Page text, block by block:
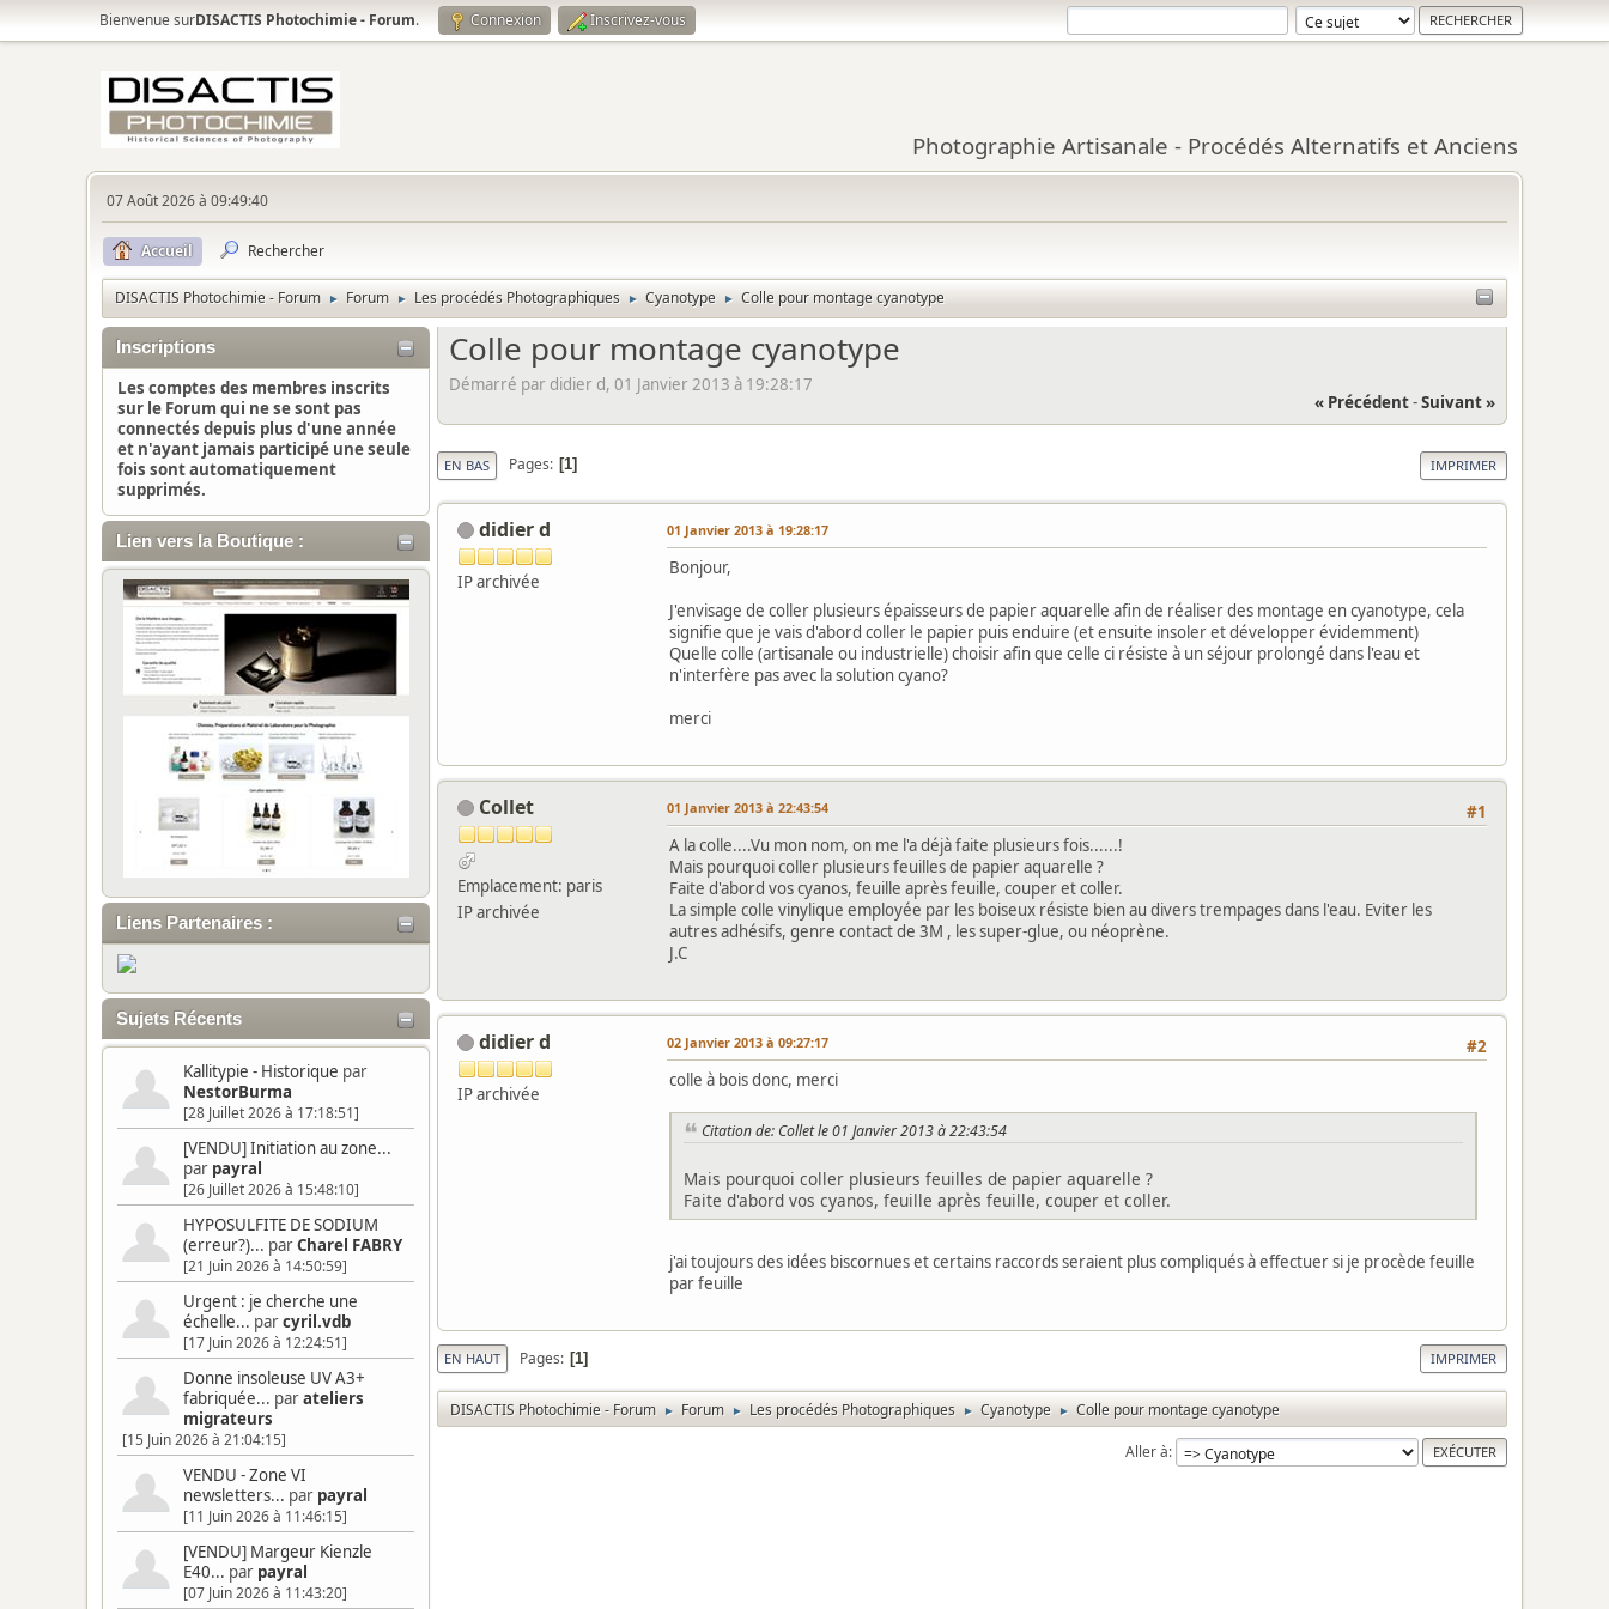
Bienvenue surDISACTIS Photochimie - Forum. Connexion Inscrivez-vous
Photographie Artisanale - Procédés Alternatifs et Anciens
07 Août 2026 à 09:49:40
Accueil Rechercher
DISACTIS Photochimie - Forum ► Forum ► Les procédés Photographiques ► Cyanotype ► Colle pour montage cyanotype
Inscriptions
Les comptes des membres inscrits
sur le Forum qui ne se sont pas
connectés depuis plus d'une année
et n'ayant jamais participé une seule
fois sont automatiquement
supprimés.
Lien vers la Boutique :
Liens Partenaires :
Sujets Récents
Kallitypie - Historique par
NestorBurma
[28 Juillet 2026 à 17:18:51]
[VENDU] Initiation au zone...
par payral
[26 Juillet 2026 à 15:48:10]
HYPOSULFITE DE SODIUM
(erreur?)... parCharel FABRY
[21 Juin 2026 à 14:50:59]
Urgent : je cherche une
échelle... parcyril.vdb
[17 Juin 2026 à 12:24:51]
Donne insoleuse UV A3+
fabriquée... parateliers
migrateurs
[15 Juin 2026 à 21:04:15]
VENDU - Zone VI
newsletters... par payral
[11 Juin 2026 à 11:46:15]
[VENDU] Margeur Kienzle
E40... par payral
[07 Juin 2026 à 11:43:20]
Colle pour montage cyanotype
Démarré par didier d, 01 Janvier 2013 à 19:28:17
« Précédent-Suivant »
IMPRIMER
EN BAS Pages 1
didier d
IP archivée
01 Janvier 2013 à 19:28:17
Bonjour,
J'envisage de coller plusieurs épaisseurs de papier aquarelle afin de réaliser des montage en cyanotype, cela
signifie que je vais d'abord coller le papier puis enduire (et ensuite insoler et développer évidemment)
Quelle colle (artisanale ou industrielle) choisir afin que celle ci résiste à un séjour prolongé dans l'eau et
n'interfère pas avec la solution cyano?
merci
Collet
Emplacement: paris
IP archivée
#1
01 Janvier 2013 à 22:43:54
A la colle....Vu mon nom, on me l'a déjà faite plusieurs fois......!
Mais pourquoi coller plusieurs feuilles de papier aquarelle ?
Faite d'abord vos cyanos, feuille après feuille, couper et coller.
La simple colle vinylique employée par les boiseux résiste bien au divers trempages dans l'eau. Eviter les
autres adhésifs, genre contact de 3M , les super-glue, ou néoprène.
J.C
didier d
IP archivée
#2
02 Janvier 2013 à 09:27:17
colle à bois donc, merci
Citation de: Collet le 01 Janvier 2013 à 22:43:54
Mais pourquoi coller plusieurs feuilles de papier aquarelle ?
Faite d'abord vos cyanos, feuille après feuille, couper et coller.
j'ai toujours des idées biscornues et certains raccords seraient plus compliqués à effectuer si je procède feuille
par feuille
IMPRIMER
EN HAUT Pages 1
DISACTIS Photochimie - Forum ► Forum ► Les procédés Photographiques ► Cyanotype ► Colle pour montage cyanotype
Aller à